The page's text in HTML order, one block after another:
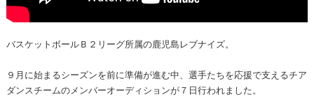
バスケットボールＢ２リーグ所属の鹿児島レブナイズ。
９月に始まるシーズンを前に準備が進む中、選手たちを応援で支えるチア
ダンスチームのメンバーオーディションが７日行われました。